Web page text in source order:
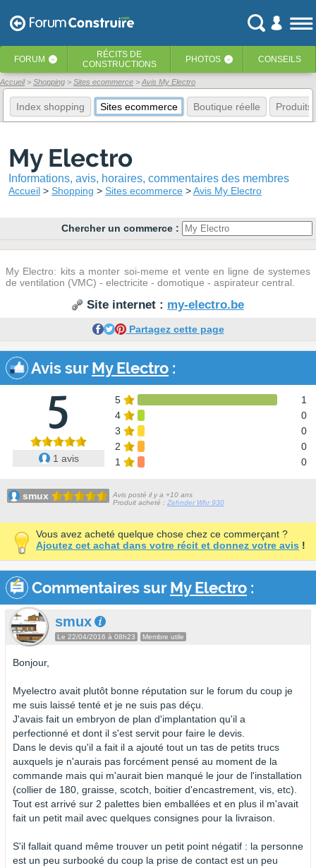
FORUM ‹ RÉCITS DE
CONSTRUCTIONS
PHOTOS ‹ CONSEILS
Accueil Shopping Sites ecommerce Avis My Electro
Index shopping Sites ecommerce Boutique réelle Produits
My Electro
Informations, avis, horaires, commentaires des membres
Accueil Shopping Sites ecommerce Avis My Electro
Chercher un commerce :
My Electro: kits a monter soi-meme et vente en ligne de systemes
de ventilation (VMC) - electricite - domotique - aspirateur central.
Site internet : my-electro.be
Partagez cette page
Avis surMy Electro :
5
1 avis
5
1
4
0
3
0
2
0
1
0
smux
Avis posté il y a +10 ans
Produit acheté : Zehnder Whr 930
Vous avez acheté quelque chose chez ce commerçant ?
Ajoutez cet achat dans votre récit et donnez votre avis !
Commentaires surMy Electro :
smux
Le 22/04/2016 à 08h23 Membre utile
Bonjour,
Myelectro avait plutôt bonne réputation sur le forum du coup je
me suis laissé tenté et je ne suis pas déçu.
J'avais fait un embryon de plan d'implantation qu'il a
perfectionné et dont il s'est servit pour faire le devis.
Dans le devis qu'il a fait il a ajouté tout un tas de petits trucs
auxquels je n'aurais pas forcément pensé au moment de la
commande mais qui m'aurait bien manqué le jour de l'installation
(collier de 180, graisse, scotch, boitier d'encastrement, vis, etc).
Tout est arrivé sur 2 palettes bien emballées et en plus il m'avait
fait un petit mail avec quelques consignes pour la livraison.
S'il fallait quand même trouver un petit point négatif : la personne
est un peu surbooké du coup la prise de contact est un peu